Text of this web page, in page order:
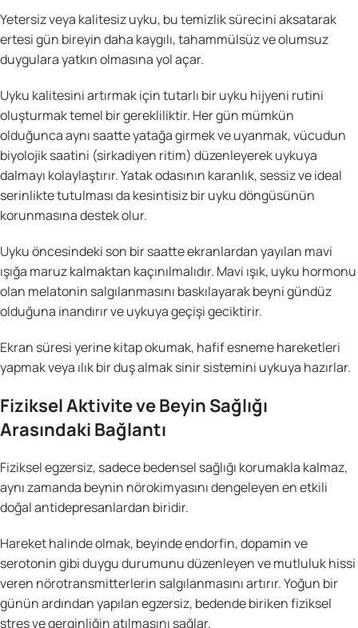
Yetersiz veya kalitesiz uyku, bu temizlik sürecini aksatarak
ertesi gün bireyin daha kaygılı, tahammülsüz ve olumsuz
duygulara yatkın olmasına yol açar.
Uyku kalitesini artırmak için tutarlı bir uyku hijyeni rutini
oluşturmak temel bir gerekliliktir. Her gün mümkün
olduğunca aynı saatte yatağa girmek ve uyanmak, vücudun
biyolojik saatini (sirkadiyen ritim) düzenleyerek uykuya
dalmayı kolaylaştırır. Yatak odasının karanlık, sessiz ve ideal
serinlikte tutulması da kesintisiz bir uyku döngüsünün
korunmasına destek olur.
Uyku öncesindeki son bir saatte ekranlardan yayılan mavi
ışığa maruz kalmaktan kaçınılmalıdır. Mavi ışık, uyku hormonu
olan melatonin salgılanmasını baskılayarak beyni gündüz
olduğuna inandırır ve uykuya geçişi geciktirir.
Ekran süresi yerine kitap okumak, hafif esneme hareketleri
yapmak veya ılık bir duş almak sinir sistemini uykuya hazırlar.
Fiziksel Aktivite ve Beyin Sağlığı
Arasındaki Bağlantı
Fiziksel egzersiz, sadece bedensel sağlığı korumakla kalmaz,
aynı zamanda beynin nörokimyasını dengeleyen en etkili
doğal antidepresanlardan biridir.
Hareket halinde olmak, beyinde endorfin, dopamin ve
serotonin gibi duygu durumunu düzenleyen ve mutluluk hissi
veren nörotransmitterlerin salgılanmasını artırır. Yoğun bir
günün ardından yapılan egzersiz, bedende biriken fiziksel
stres ve gerginliğin atılmasını sağlar.